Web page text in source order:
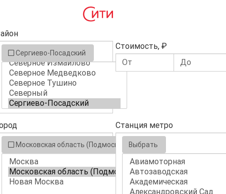
Сергиево-Посадский
Стоимость, ₽
Московская область (Подмосковье)
Станция метро
Выбрать